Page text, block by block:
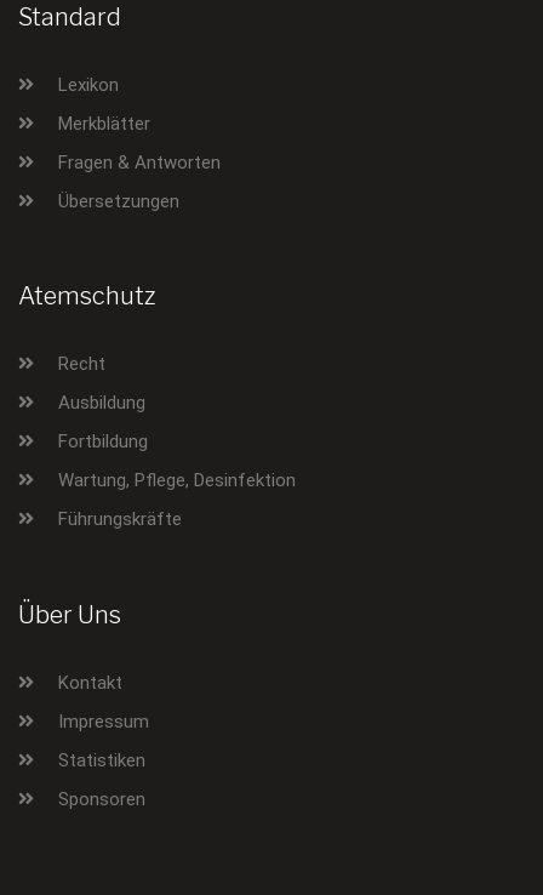
Standard
Lexikon
Merkblätter
Fragen & Antworten
Übersetzungen
Atemschutz
Recht
Ausbildung
Fortbildung
Wartung, Pflege, Desinfektion
Führungskräfte
Über Uns
Kontakt
Impressum
Statistiken
Sponsoren